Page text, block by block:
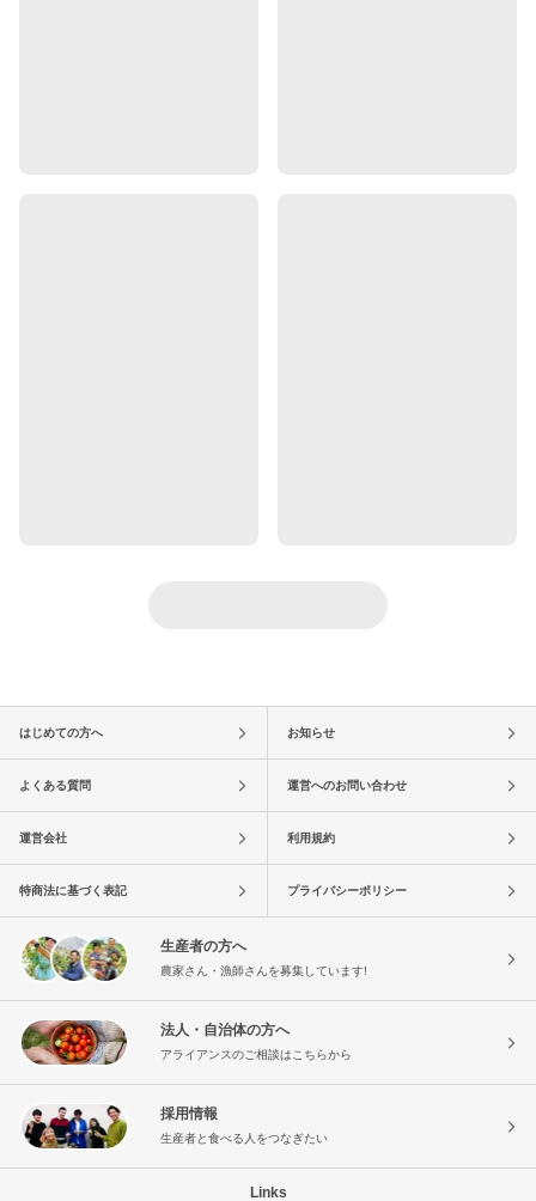
はじめての方へ お知らせ
よくある質問 運営へのお問い合わせ
運営会社 利用規約
特商法に基づく表記 プライバシーポリシー
生産者の方へ
農家さん・漁師さんを募集しています!
法人・自治体の方へ
アライアンスのご相談はこちらから
採用情報
生産者と食べる人をつなぎたい
Links